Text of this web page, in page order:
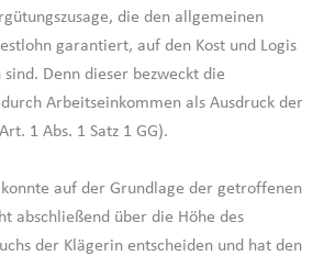
die den allgemeinen
garantiert, auf den Kost und Logis
Denn dieser bezweckt die
Arbeitseinkommen als Ausdruck der
1 Abs. 1 Satz 1 GG).
konnte auf der Grundlage der getroffenen
abschließend über die Höhe des
der Klägerin entscheiden und hat den